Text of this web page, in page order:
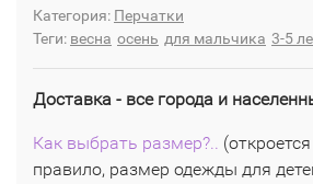
Категория: Перчатки
Теги: весна осень для мальчика 3-5
Доставка - все города и
Как выбрать размер?..
правило, размер одежды для